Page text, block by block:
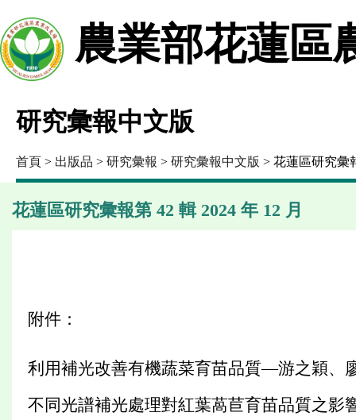
農業部花蓮區
研究彙報中文版
首頁 > 出版品 > 研究彙報 > 研究彙報中文版 > 花蓮區研究彙
花蓮區研究彙報第 42 輯 2024 年 12 月
附件：
利用補光改善有機蔬菜育苗品質—游之穎、
不同光譜補光處理對紅葉萵苣育苗品質之